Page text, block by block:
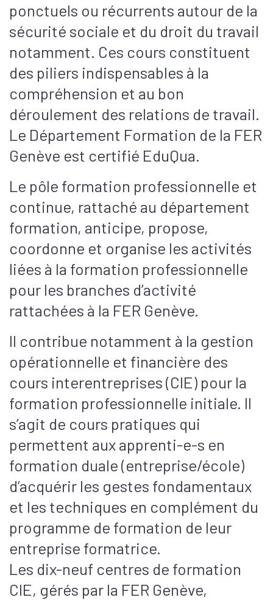
ponctuels ou récurrents autour de la
sécurité sociale et du droit du travail
notamment. Ces cours constituent
des piliers indispensables à la
compréhension et au bon
déroulement des relations de travail.
Le Département Formation de la FER
Genève est certifié EduQua.
Le pôle formation professionnelle et
continue, rattaché au département
formation, anticipe, propose,
coordonne et organise les activités
liées à la formation professionnelle
pour les branches d’activité
rattachées à la FER Genève.
Il contribue notamment à la gestion
opérationnelle et financière des
cours interentreprises (CIE) pour la
formation professionnelle initiale. Il
s’agit de cours pratiques qui
permettent aux apprenti-e-s en
formation duale (entreprise/école)
d’acquérir les gestes fondamentaux
et les techniques en complément du
programme de formation de leur
entreprise formatrice.
Les dix-neuf centres de formation
CIE, gérés par la FER Genève,